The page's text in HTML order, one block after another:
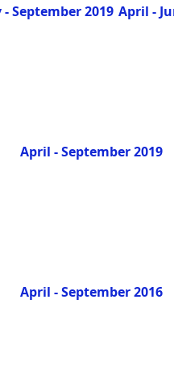
- September 2019 April -
April - September 2019
April - September 2016